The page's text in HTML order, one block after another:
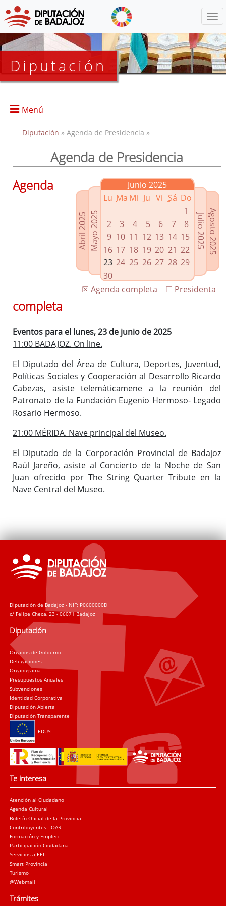
Diputación
Menú
Presidencia
Grupos Políticos
Enlaces relacionados
Agenda de Presidencia
Plenos provinciales y Juntas de gobierno
Oficina de Proyectos Europeos
Diputación » Agenda de Presidencia »
Agenda de Presidencia
Abril 2025Mayo 2025
Junio 2025
Lu Ma Mi Ju Vi Sá Do
1
2
3 4 5 6 7
8
9 10 11 12 13 14 15
16 17 18 19 20 21 22
23 24 25 26 27 28 29
30
Agosto 2025
Julio 2025
☐ Presidenta
☒ Agenda completa
Agenda
completa
Eventos para el lunes, 23 de junio de 2025
11:00 BADAJOZ. On line.
El Diputado del Área de Cultura, Deportes, Juventud,
Políticas Sociales y Cooperación al Desarrollo Ricardo
Cabezas, asiste telemáticamene a la reunión del
Patronato de la Fundación Eugenio Hermoso- Legado
Rosario Hermoso.
21:00 MÉRIDA. Nave principal del Museo.
El Diputado de la Corporación Provincial de Badajoz
Raúl Jareño, asiste al Concierto de la Noche de San
Juan ofrecido por The String Quarter Tribute en la
Nave Central del Museo.
Diputación de Badajoz - NIF: P0600000D
c/ Felipe Checa, 23 - 06071 Badajoz
Diputación
Órganos de Gobierno
Delegaciones
Organigrama
Presupuestos Anuales
Subvenciones
Identidad Corporativa
Diputación Abierta
Diputación Transparente
EDUSI
Te interesa
Atención al Ciudadano
Agenda Cultural
Boletín Oficial de la Provincia
Contribuyentes - OAR
Formación y Empleo
Participación Ciudadana
Servicios a EELL
Smart Provincia
Turismo
@Webmail
Trámites